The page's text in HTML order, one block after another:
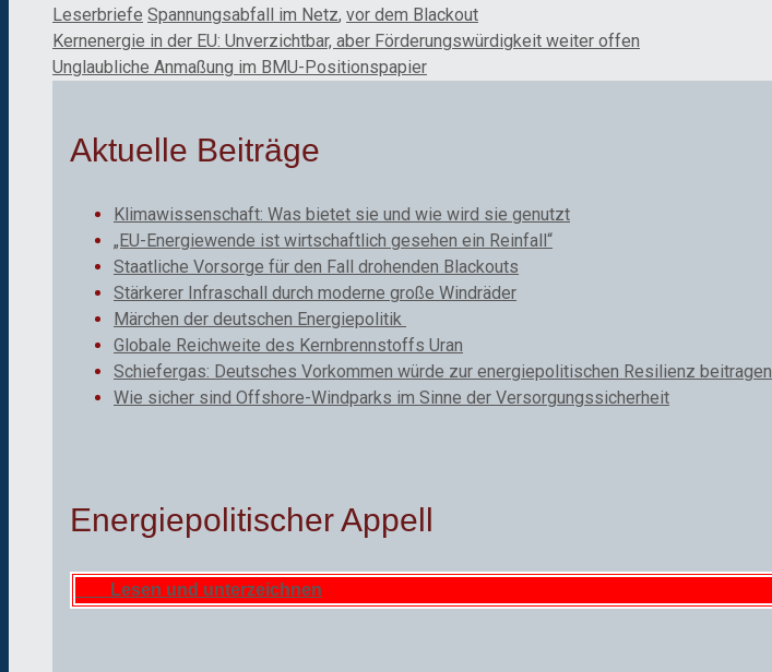
Kategorien
Leserbriefe Schlagwörter
Spannungsabfall im Netz, vor dem Blackout
Kernenergie in der EU: Unverzichtbar, aber Förderungswürdigkeit weiter offen
Unglaubliche Anmaßung im BMU-Positionspapier
Aktuelle Beiträge
Klimawissenschaft: Was bietet sie und wie wird sie genutzt
„EU-Energiewende ist wirtschaftlich gesehen ein Reinfall“
Staatliche Vorsorge für den Fall drohenden Blackouts
Stärkerer Infraschall durch moderne große Windräder
Märchen der deutschen Energiepolitik
Globale Reichweite des Kernbrennstoffs Uran
Schiefergas: Deutsches Vorkommen würde zur energiepolitischen Resilienz beitragen
Wie sicher sind Offshore-Windparks im Sinne der Versorgungssicherheit
Energiepolitischer Appell
Lesen und unterzeichnen